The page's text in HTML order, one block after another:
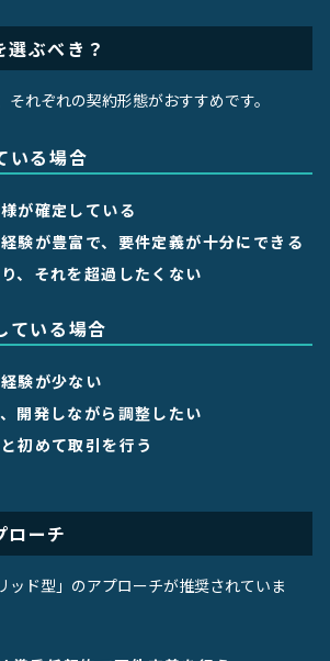
選ぶべき？
れぞれの契約形態がおすすめです。
いる場合
が確定している
験が豊富で、要件定義が十分にできる
、それを超過したくない
ている場合
験が少ない
開発しながら調整したい
初めて取引を行う
ローチ
ッド型」のアプローチが推奨されていま